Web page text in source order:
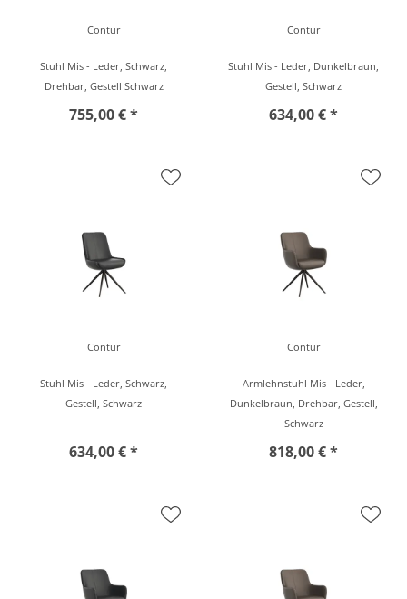
Contur
Stuhl Mis - Leder, Schwarz,
Drehbar, Gestell Schwarz
755,00 € *
Contur
Stuhl Mis - Leder, Dunkelbraun,
Gestell, Schwarz
634,00 € *
Contur
Stuhl Mis - Leder, Schwarz,
Gestell, Schwarz
634,00 € *
Contur
Armlehnstuhl Mis - Leder,
Dunkelbraun, Drehbar, Gestell,
Schwarz
818,00 € *